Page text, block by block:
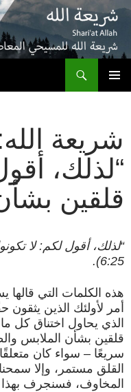
شريعة
“لذلك،
قلقين
“لذلك، أقول لكم: لا
6:25).
هذه الكلمات التي
أمر لأولئك الذين يثقون
الذي يحاول اختناق كل
قلقين بشأن الملابس
سريعًا – سواء كان
القلق مستمر، وإلا
المخاوف، فسنجرف بهذا